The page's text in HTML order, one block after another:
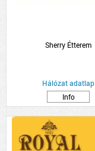
Sherry Étterem
Hálózat adatlap
Info